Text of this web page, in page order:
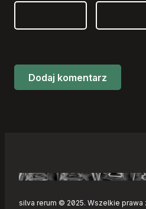
silva rerum © 2025. Wszelkie prawa